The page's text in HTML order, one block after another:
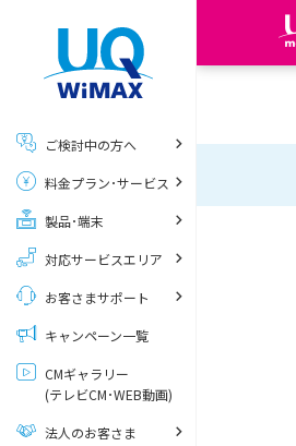
ご検討中の方へ
料金プラン･サービス
製品･端末
対応サービスエリア
お客さまサポート
キャンペーン一覧
CMギャラリー
(テレビCM･WEB動画)
法人のお客さま